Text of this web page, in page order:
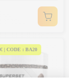
| CODE : BA20